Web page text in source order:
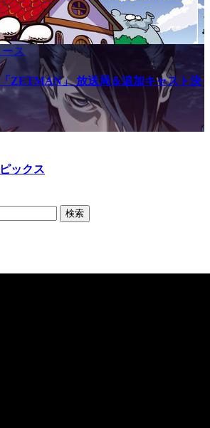
ス
ZETMAN」 放送局＆追加キャスト決
ックス